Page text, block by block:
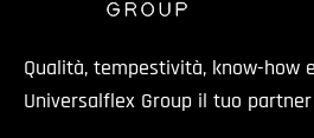
Qualità, tempestività, know-how
Universalflex Group il tuo